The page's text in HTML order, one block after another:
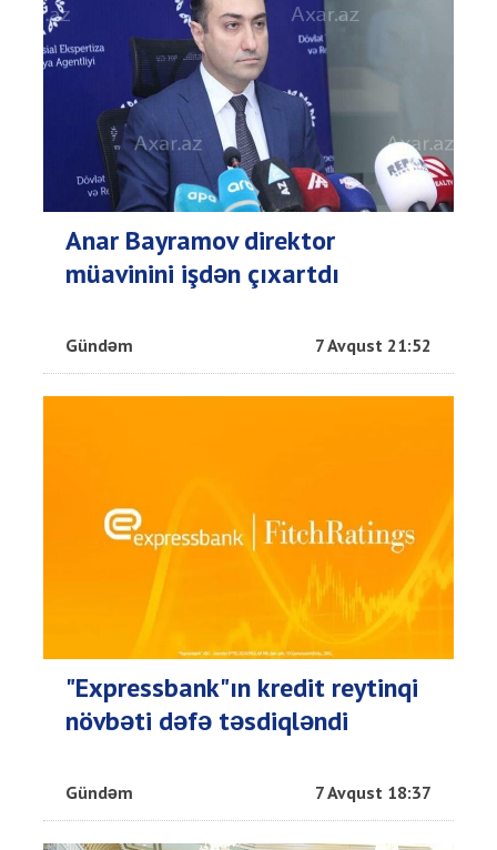
Anar Bayramov direktor
müavinini işdən çıxartdı
Gündəm 7 Avqust 21:52
"Expressbank"ın kredit reytinqi
növbəti dəfə təsdiqləndi
Gündəm 7 Avqust 18:37